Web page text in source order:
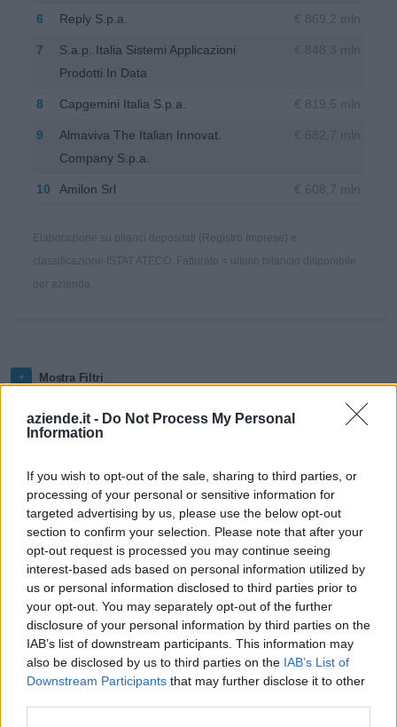
aziende.it - Do Not Process My Personal
Information
If you wish to opt-out of the sale, sharing to third parties, or
processing of your personal or sensitive information for
targeted advertising by us, please use the below opt-out
section to confirm your selection. Please note that after your
opt-out request is processed you may continue seeing
interest-based ads based on personal information utilized by
us or personal information disclosed to third parties prior to
your opt-out. You may separately opt-out of the further
disclosure of your personal information by third parties on the
IAB’s list of downstream participants. This information may
also be disclosed by us to third parties on the IAB’s List of
Downstream Participants that may further disclose it to other
6 Reply S.p.a. € 869,2 mln
7
S.a.p. Italia Sistemi Applicazioni
Prodotti In Data
8 Capgemini Italia S.p.a. € 819,5 mln
9
Almaviva The Italian Innovat.
Company S.p.a.
10 Amilon Srl € 608,7 mln
Elaborazione su bilanci depositati (Registro Imprese) e
classificazione ISTAT ATECO. Fatturato = ultimo bilancio disponibile
per azienda.
Mostra Filtri
Totale risultati: 26998
Azienda Fatturato
NATIONAL
INSTRUMENTS
ITALY S.R.L.
50-100 milioni Assago
C.D.
COORDINAMENTO
DATI AZIENDALI
S.R.L.
Limbiate
ADVANCED
10-25 milioni